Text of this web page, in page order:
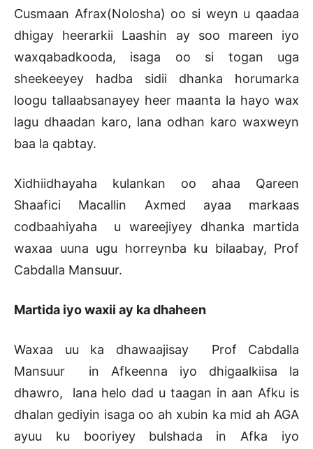
Cusmaan Afrax(Nolosha) oo si weyn u qaadaa
dhigay heerarkii Laashin ay soo mareen iyo
waxqabadkooda, isaga oo si togan uga
sheekeeyey hadba sidii dhanka horumarka
loogu tallaabsanayey heer maanta la hayo wax
lagu dhaadan karo, lana odhan karo waxweyn
baa la qabtay.
Xidhiidhayaha kulankan oo ahaa Qareen
Shaafici Macallin Axmed ayaa markaas
codbaahiyaha u wareejiyey dhanka martida
waxaa uuna ugu horreynba ku bilaabay, Prof
Cabdalla Mansuur.
Martida iyo waxii ay ka dhaheen
Waxaa uu ka dhawaajisay Prof Cabdalla
Mansuur in Afkeenna iyo dhigaalkiisa la
dhawro, lana helo dad u taagan in aan Afku is
dhalan gediyin isaga oo ah xubin ka mid ah AGA
ayuu ku booriyey bulshada in Afka iyo